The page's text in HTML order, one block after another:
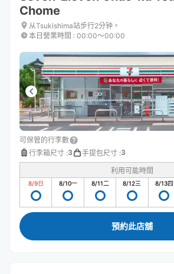
Chome
从Tsukishima站步行2分钟。
本日營業時間 : 00:00〜00:00
可保管的行李數
行李箱尺寸 :3 手提包尺寸 :3
利用可能時間
8/9日 8/10一 8/11二 8/12三 8/13四
預約此店舖